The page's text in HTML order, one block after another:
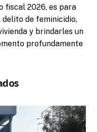
fiscal 2026, es para
de feminicidio,
y brindarles un
profundamente